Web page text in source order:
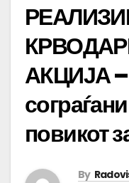
АКЦИЈА
повикот
By